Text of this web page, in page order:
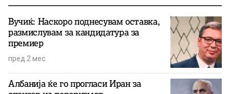
Вучиќ: Наскоро поднесувам оставка,
размислувам за кандидатура за
премиер
пред 2 мес.
Албанија ќе го прогласи Иран за